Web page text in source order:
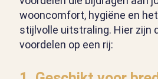
wooncomfort, hygiëne en
stijlvolle uitstraling. Hier zijn
voordelen op een rij: